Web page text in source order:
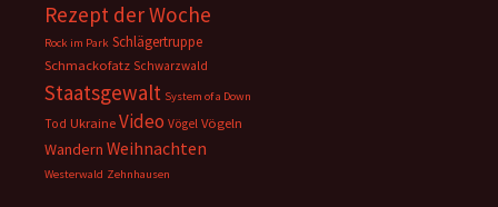
Rezept der Woche
Rock im Park Schlägertruppe
Schmackofatz Schwarzwald
Staatsgewalt System of a Down
Tod Ukraine Video Vögel Vögeln
Wandern Weihnachten
Westerwald Zehnhausen